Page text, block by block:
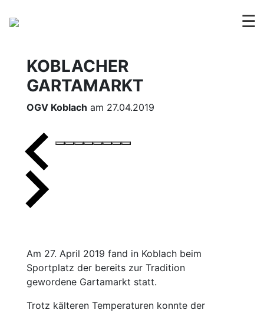
☰
KOBLACHER
GARTAMARKT
OGV Koblach am 27.04.2019
Am 27. April 2019 fand in Koblach beim
Sportplatz der bereits zur Tradition
gewordene Gartamarkt statt.
Trotz kälteren Temperaturen konnte der